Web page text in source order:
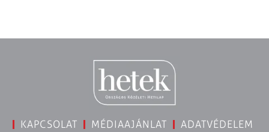
KAPCSOLAT MÉDIAAJÁNLAT
ADATVÉDELEM